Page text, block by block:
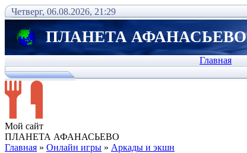
Четверг, 06.08.2026, 21:29
ПЛАНЕТА АФАНАСЬЕВО
Главная
Мой сайт
ПЛАНЕТА АФАНАСЬЕВО
Главная » Онлайн игры » Аркады и экшн